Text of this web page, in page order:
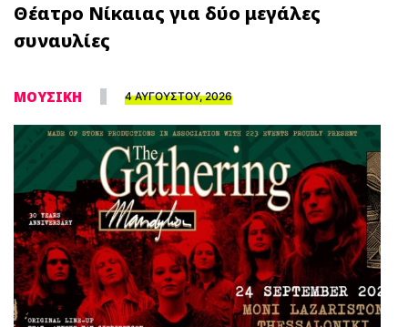
Θέατρο Νίκαιας για δύο μεγάλες
συναυλίες
ΜΟΥΣΙΚΗ 4 ΑΥΓΟΥΣΤΟΥ, 2026